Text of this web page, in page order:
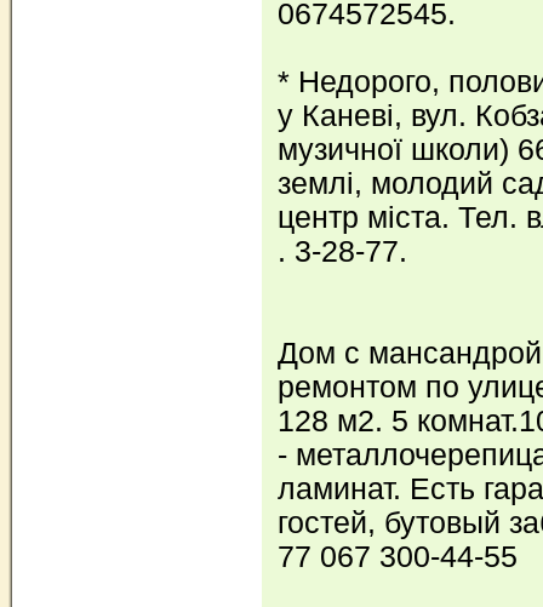
0674572545.
* Недорого,
у Каневі, вул.
музичної школи)
землі, молодий
центр міста. Тел.
. 3-28-77.
Дом с
ремонтом по
128 м2. 5
-
ламинат. Есть
гостей, бутовый
77 067 300-44-55